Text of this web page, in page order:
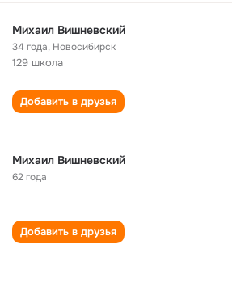
Михаил Вишневский
34 года, Новосибирск
129 школа
Добавить в друзья
Михаил Вишневский
62 года
Добавить в друзья